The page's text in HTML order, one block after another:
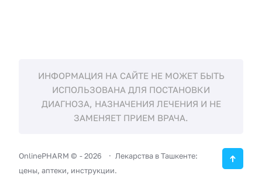
ИНФОРМАЦИЯ НА САЙТЕ НЕ МОЖЕТ БЫТЬ
ИСПОЛЬЗОВАНА ДЛЯ ПОСТАНОВКИ
ДИАГНОЗА, НАЗНАЧЕНИЯ ЛЕЧЕНИЯ И НЕ
ЗАМЕНЯЕТ ПРИЕМ ВРАЧА.
OnlinePHARM © -2026
Лекарства в Ташкенте:
цены, аптеки, инструкции.